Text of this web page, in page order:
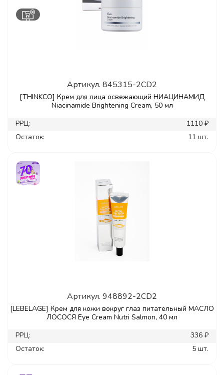
Артикул. 845315-2CD2
[THINKCO] Крем для лица освежающий НИАЦИНАМИД
Niacinamide Brightening Cream, 50 мл
РРЦ:
1110 ₽
Остаток:
11 шт.
Артикул. 948892-2CD2
[LEBELAGE] Крем для кожи вокруг глаз питательный МАСЛО
ЛОСОСЯ Eye Cream Nutri Salmon, 40 мл
РРЦ:
336 ₽
Остаток:
5 шт.